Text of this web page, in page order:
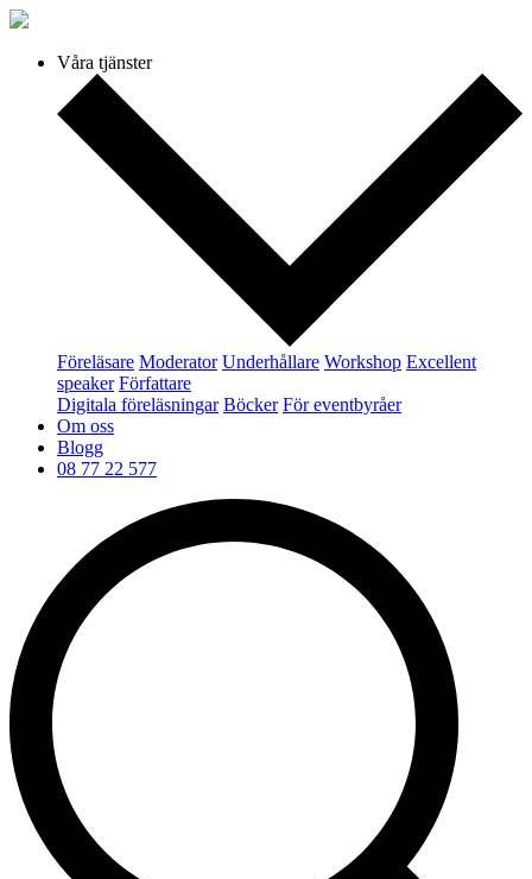
Våra tjänster
Föreläsare Moderator Underhållare Workshop Excellent
speaker Författare
Digitala föreläsningar Böcker För eventbyråer
Om oss
Blogg
08 77 22 577